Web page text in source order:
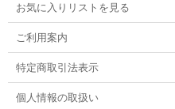
お気に入りリストを見る
ご利用案内
特定商取引法表示
個人情報の取扱い